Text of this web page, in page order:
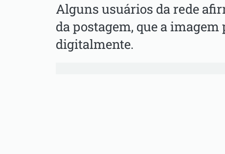
Alguns usuários da rede
da postagem, que a
digitalmente.